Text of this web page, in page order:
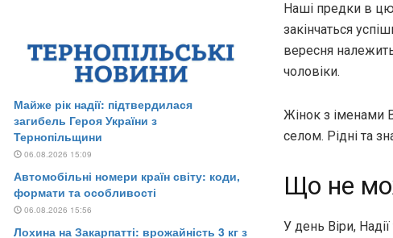
Наші предки в цю
закінчаться
вересня
чоловіки.
Жінок з іменами
селом. Рідні та
Що не
У день Віри,